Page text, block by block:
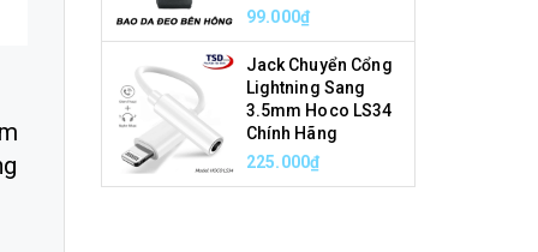
99.000₫
Jack Chuyển Cổng
Lightning Sang
3.5mm Hoco LS34
Chính Hãng
225.000₫